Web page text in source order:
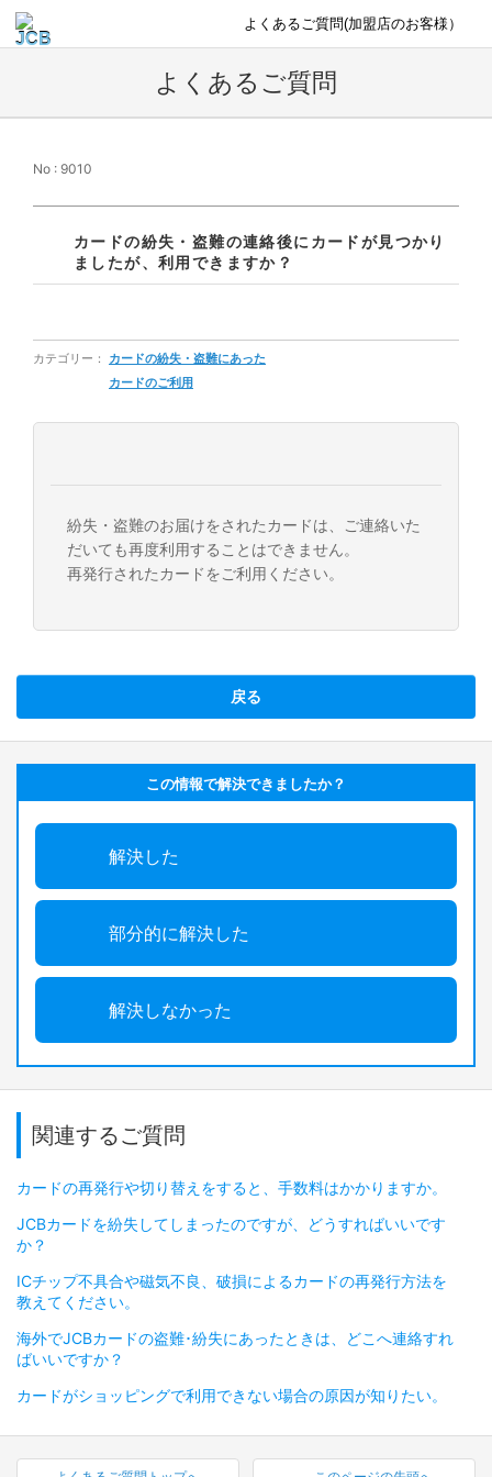
よくあるご質問(加盟店のお客様）
よくあるご質問
No : 9010
カードの紛失・盗難の連絡後にカードが見つかり
ましたが、利用できますか？
カテゴリー：
カードの紛失・盗難にあった
カードのご利用
紛失・盗難のお届けをされたカードは、ご連絡いた
だいても再度利用することはできません。
再発行されたカードをご利用ください。
戻る
この情報で解決できましたか？
解決した
部分的に解決した
解決しなかった
関連するご質問
カードの再発行や切り替えをすると、手数料はかかりますか。
JCBカードを紛失してしまったのですが、どうすればいいです
か？
ICチップ不具合や磁気不良、破損によるカードの再発行方法を
教えてください。
海外でJCBカードの盗難･紛失にあったときは、どこへ連絡すれ
ばいいですか？
カードがショッピングで利用できない場合の原因が知りたい。